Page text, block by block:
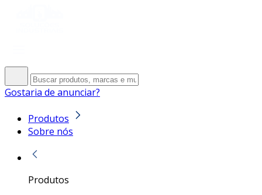
Gostaria de anunciar?
Produtos
Sobre nós
Produtos